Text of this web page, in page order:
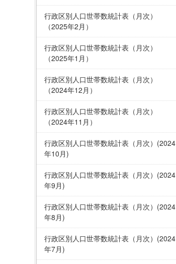
行政区別人口世帯数統計表（月次）
（2025年2月）
行政区別人口世帯数統計表（月次）
（2025年1月）
行政区別人口世帯数統計表（月次）
（2024年12月）
行政区別人口世帯数統計表（月次）
（2024年11月）
行政区別人口世帯数統計表（月次）(2024
年10月)
行政区別人口世帯数統計表（月次）(2024
年9月)
行政区別人口世帯数統計表（月次）(2024
年8月)
行政区別人口世帯数統計表（月次）(2024
年7月)